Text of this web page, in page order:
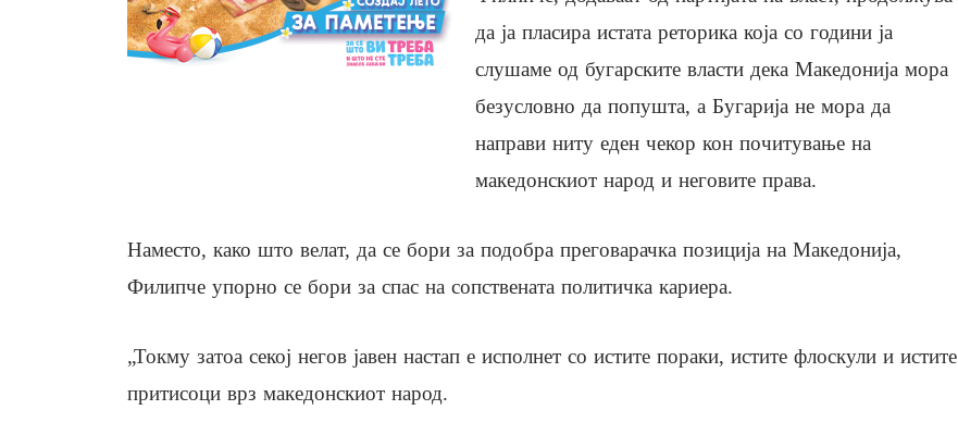
да ја пласира истата реторика која со години ја
слушаме од бугарските власти дека Македонија мора
безусловно да попушта, а Бугарија не мора да
направи ниту еден чекор кон почитување на
македонскиот народ и неговите права.
Наместо, како што велат, да се бори за подобра преговарачка позиција на Македонија,
Филипче упорно се бори за спас на сопствената политичка кариера.
„Токму затоа секој негов јавен настап е исполнет со истите пораки, истите флоскули и истите
притисоци врз македонскиот народ.